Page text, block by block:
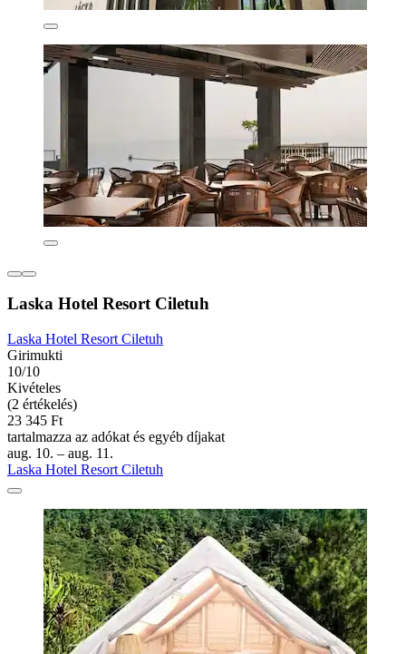
Laska Hotel Resort Ciletuh
Laska Hotel Resort Ciletuh
Girimukti
10/10
Kivételes
(2 értékelés)
23 345 Ft
tartalmazza az adókat és egyéb díjakat
aug. 10. – aug. 11.
Laska Hotel Resort Ciletuh